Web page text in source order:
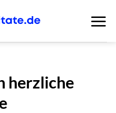
herzliche